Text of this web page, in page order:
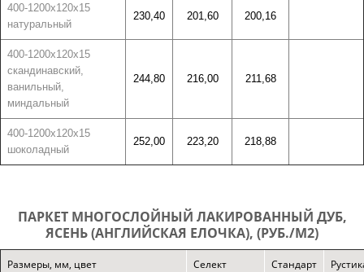
400-1200х120х15
натуральный
230,40 201,60 200,16
400-1200х120х15
скандинавский,
ванильный,
миндальный
244,80 216,00 211,68
400-1200х120х15
шоколадный
252,00 223,20 218,88
ПАРКЕТ МНОГОСЛОЙНЫЙ ЛАКИРОВАННЫЙ ДУБ,
ЯСЕНЬ (АНГЛИЙСКАЯ ЕЛОЧКА), (РУБ./М2)
Размеры, мм, цвет Селект Стандарт